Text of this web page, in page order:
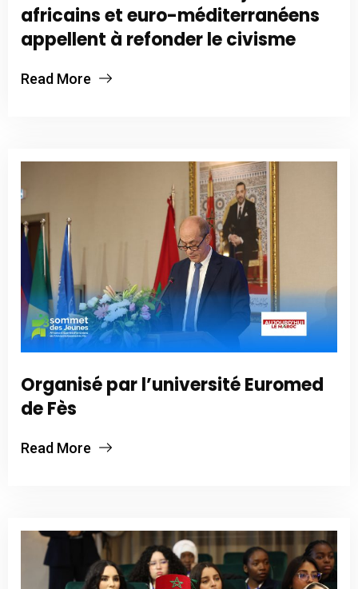
africains et euro-méditerranéens
appellent à refonder le civisme
Read More
Organisé par l’université Euromed
de Fès
Read More